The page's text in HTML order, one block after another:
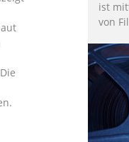
ist
von